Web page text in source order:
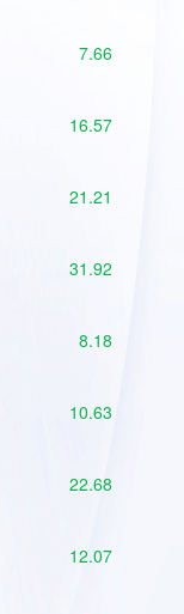
7.66
16.57
21.21
31.92
8.18
10.63
22.68
12.07